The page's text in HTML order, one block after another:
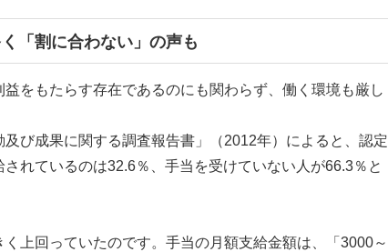
「割に合わない」の声も
をもたらす存在であるのにも関わらず、働く環境も厳し
び成果に関する調査報告書」（2012年）によると、認定
れているのは32.6％、手当を受けていない人が66.3％と
く上回っていたのです。手当の月額支給金額は、「3000～